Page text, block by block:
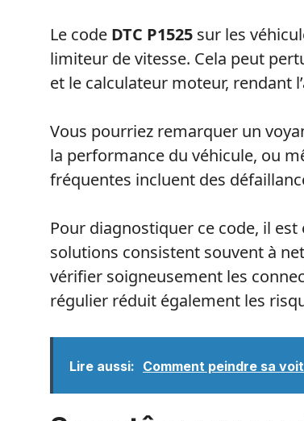
Le code DTC P1525 sur les
limiteur de vitesse. Cela peut
et le calculateur moteur, rendant
Vous pourriez remarquer un
la performance du véhicule, ou
fréquentes incluent des
Pour diagnostiquer ce code, il est
solutions consistent souvent à
vérifier soigneusement les
régulier réduit également les
Lire aussi: Comment peindre sa